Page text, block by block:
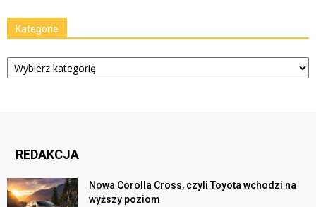
Kategorie
Kategorie
REDAKCJA
Nowa Corolla Cross, czyli Toyota wchodzi na
wyższy poziom